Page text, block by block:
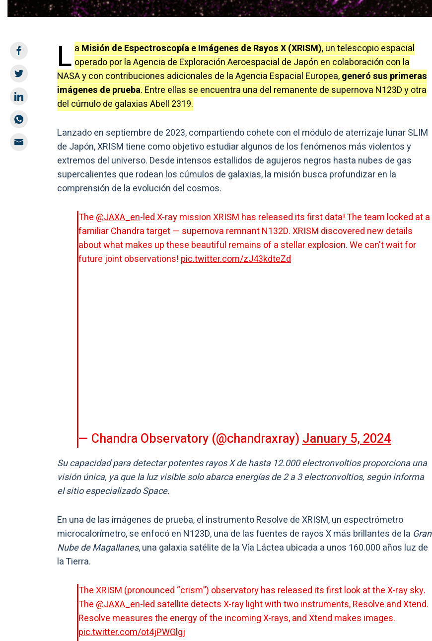
L a Misión de Espectroscopía e Imágenes de Rayos X (XRISM), un telescopio espacial
operado por la Agencia de Exploración Aeroespacial de Japón en colaboración con la
NASA y con contribuciones adicionales de la Agencia Espacial Europea,generó sus primeras
imágenes de prueba. Entre ellas se encuentra una del remanente de supernova N123D y otra
del cúmulo de galaxias Abell 2319.
Lanzado en septiembre de 2023, compartiendo cohete con el módulo de aterrizaje lunar SLIM
de Japón, XRISM tiene como objetivo estudiar algunos de los fenómenos más violentos y
extremos del universo. Desde intensos estallidos de agujeros negros hasta nubes de gas
supercalientes que rodean los cúmulos de galaxias, la misión busca profundizar en la
comprensión de la evolución del cosmos.
The @JAXA_en-led X-ray mission XRISM has released its first data! The team looked at a
familiar Chandra target — supernova remnant N132D. XRISM discovered new details
about what makes up these beautiful remains of a stellar explosion. We can't wait for
future joint observations! pic.twitter.com/zJ43kdteZd
— Chandra Observatory (@chandraxray)January 5, 2024
Su capacidad para detectar potentes rayos X de hasta 12.000 electronvoltios proporciona una
visión única, ya que la luz visible solo abarca energías de 2 a 3 electronvoltios, según informa
el sitio especializado Space.
En una de las imágenes de prueba, el instrumento Resolve de XRISM, un espectrómetro
microcalorímetro, se enfocó en N123D, una de las fuentes de rayos X más brillantes de la Gran
Nube de Magallanes, una galaxia satélite de la Vía Láctea ubicada a unos 160.000 años luz de
la Tierra.
The XRISM (pronounced “crism”) observatory has released its first look at the X-ray sky.
The @JAXA_en-led satellite detects X-ray light with two instruments, Resolve and Xtend.
Resolve measures the energy of the incoming X-rays, and Xtend makes images.
pic.twitter.com/ot4jPWGlgj